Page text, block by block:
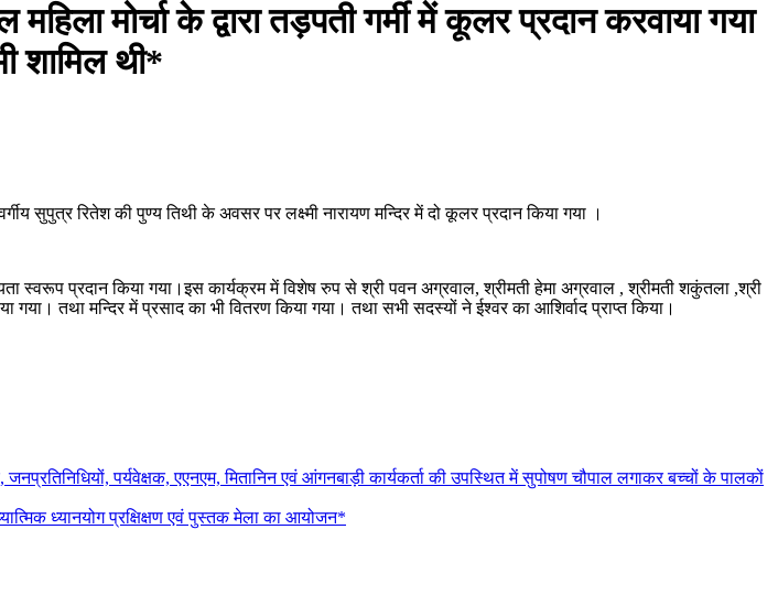
मोर्चा के द्वारा तड़पती गर्मी में कूलर प्रदान करवाया गया
शामिल थी*
सुपुत्र रितेश की पुण्य तिथी के अवसर पर लक्ष्मी नारायण मन्दिर में दो कूलर प्रदान किया गया ।
स्वरूप प्रदान किया गया।इस कार्यक्रम में विशेष रुप से श्री पवन अग्रवाल, श्रीमती हेमा अग्रवाल , श्रीमती शकुंतला ,श्री
तथा मन्दिर में प्रसाद का भी वितरण किया गया। तथा सभी सदस्यों ने ईश्वर का आशिर्वाद प्राप्त किया।
पर्यवेक्षक, एएनएम, मितानिन एवं आंगनबाड़ी कार्यकर्ता की उपस्थित में सुपोषण चौपाल लगाकर बच्चों के पालकों
ध्यानयोग प्रक्षिक्षण एवं पुस्तक मेला का आयोजन*